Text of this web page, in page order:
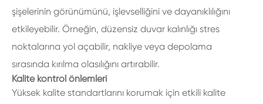
şişelerinin görünümünü, işlevselliğini ve dayanıklılığını
etkileyebilir. Örneğin, düzensiz duvar kalınlığı stres
noktalarına yol açabilir, nakliye veya depolama
sırasında kırılma olasılığını artırabilir.
Kalite kontrol önlemleri
Yüksek kalite standartlarını korumak için etkili kalite